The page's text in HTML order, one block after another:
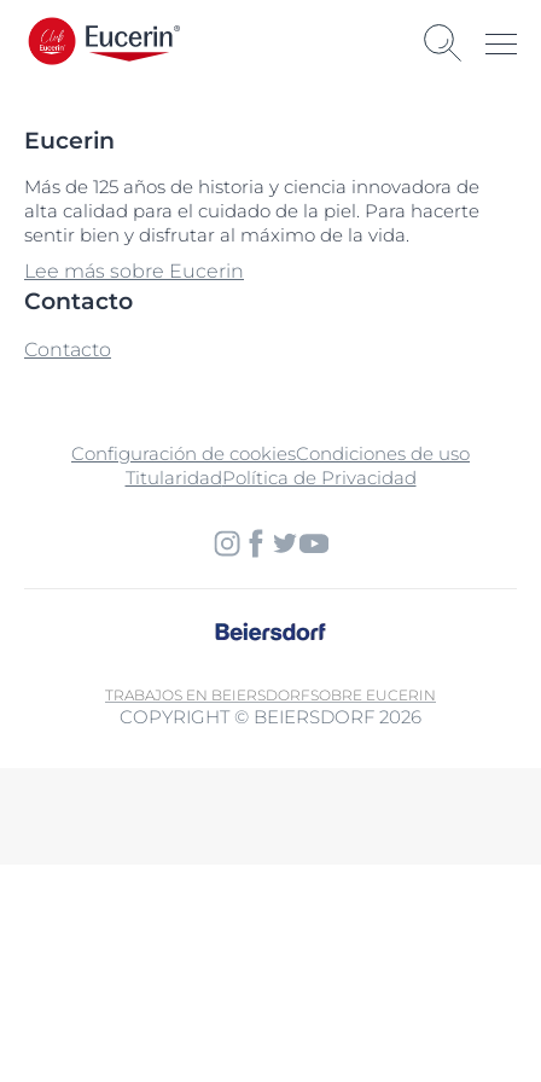
Eucerin
Más de 125 años de historia y ciencia innovadora de
alta calidad para el cuidado de la piel. Para hacerte
sentir bien y disfrutar al máximo de la vida.
Lee más sobre Eucerin
Contacto
Contacto
Configuración de cookiesCondiciones de uso
TitularidadPolítica de Privacidad
TRABAJOS EN BEIERSDORFSOBRE EUCERIN
COPYRIGHT © BEIERSDORF 2026